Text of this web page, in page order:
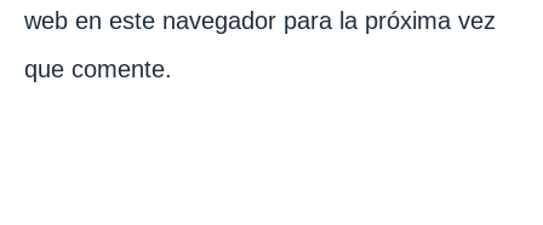
web en este navegador para la próxima vez
que comente.